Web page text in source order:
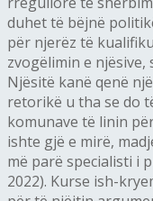
duhet të bëjnë
për njerëz të
zvogëlimin e njësive,
Njësitë kanë qenë
retorikë u tha se do
komunave të linin
ishte gjë e mirë,
më parë specialisti i
2022). Kurse ish-